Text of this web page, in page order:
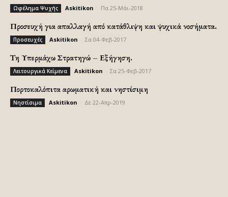
Ωφέλημα Ψυχής Askitikon Πα 25-Μάι-2018
Προσευχή για απαλλαγή από κατάθλιψη και ψυχικά νοσήματα.
Προσευχές Askitikon Σα 04-Φεβ-2017
Τη Υπερμάχω Στρατηγώ – Εξήγηση.
Λειτουργικά Κείμενα Askitikon Σα 25-Φεβ-2017
Πορτοκαλόπιτα αρωματική και νηστίσιμη
Νηστίσιμα Askitikon Δε 22-Απρ-2019